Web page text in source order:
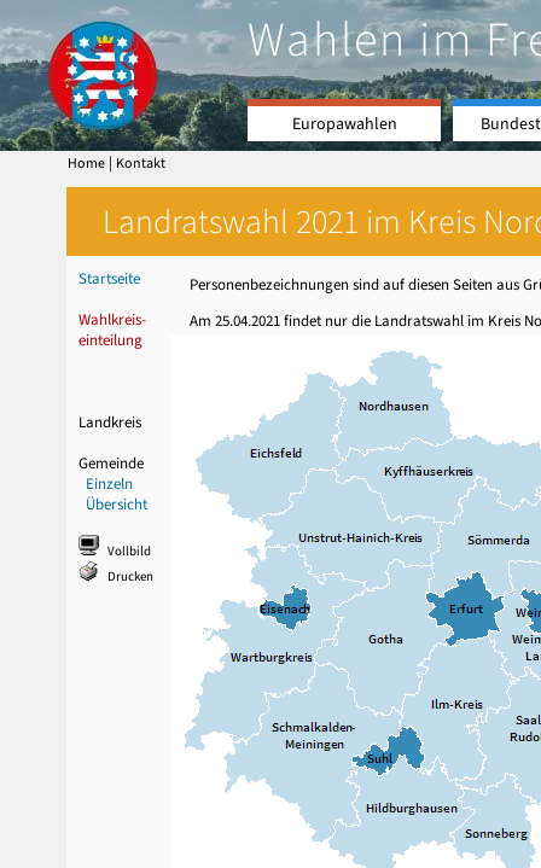
Wahlen im
Europawahlen
Home | Kontakt
Landratswahl 2021 im Kreis
Startseite
Wahlkreis-
einteilung
Landkreis
Gemeinde
Einzeln
Übersicht
Vollbild
Drucken
Personenbezeichnungen sind auf diesen Seiten aus
Am 25.04.2021 findet nur die Landratswahl im Kreis